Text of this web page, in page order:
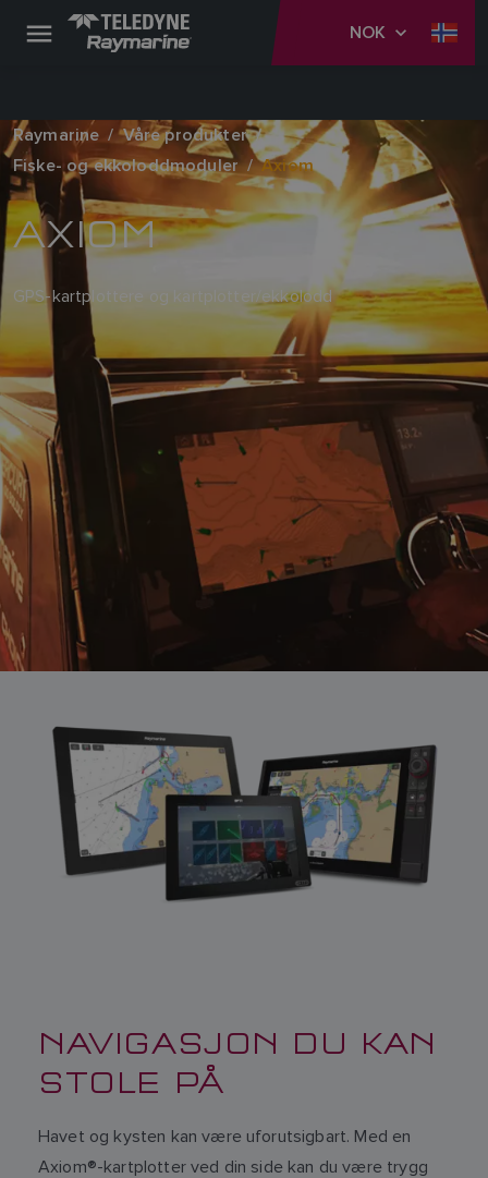
NOK
Raymarine
Våre produkter
Fiske- og ekkoloddmoduler
Axiom
AXIOM
GPS-kartplottere og kartplotter/ekkolodd
NAVIGASJON DU KAN
STOLE PÅ
Havet og kysten kan være uforutsigbart. Med en
Axiom®-kartplotter ved din side kan du være trygg